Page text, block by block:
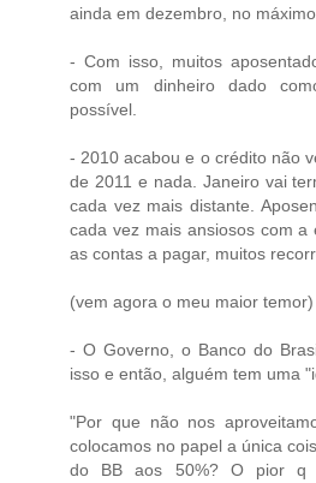
ainda em dezembro, no
- Com isso, muitos
com um dinheiro dado
possível.
- 2010 acabou e o crédito não
de 2011 e nada. Janeiro vai
cada vez mais distante.
cada vez mais ansiosos com a
as contas a pagar, muitos
(vem agora o meu maior temor)
- O Governo, o Banco do
isso e então, alguém tem uma
"Por que não nos
colocamos no papel a única
do BB aos 50%? O pior q